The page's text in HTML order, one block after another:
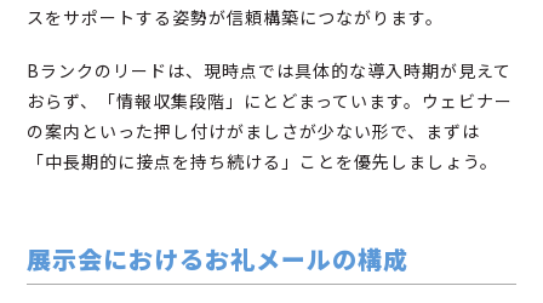
スをサポートする姿勢が信頼構築につながります。
Bランクのリードは、現時点では具体的な導入時期が見えて
おらず、「情報収集段階」にとどまっています。ウェビナー
の案内といった押し付けがましさが少ない形で、まずは
「中長期的に接点を持ち続ける」ことを優先しましょう。
展示会におけるお礼メールの構成